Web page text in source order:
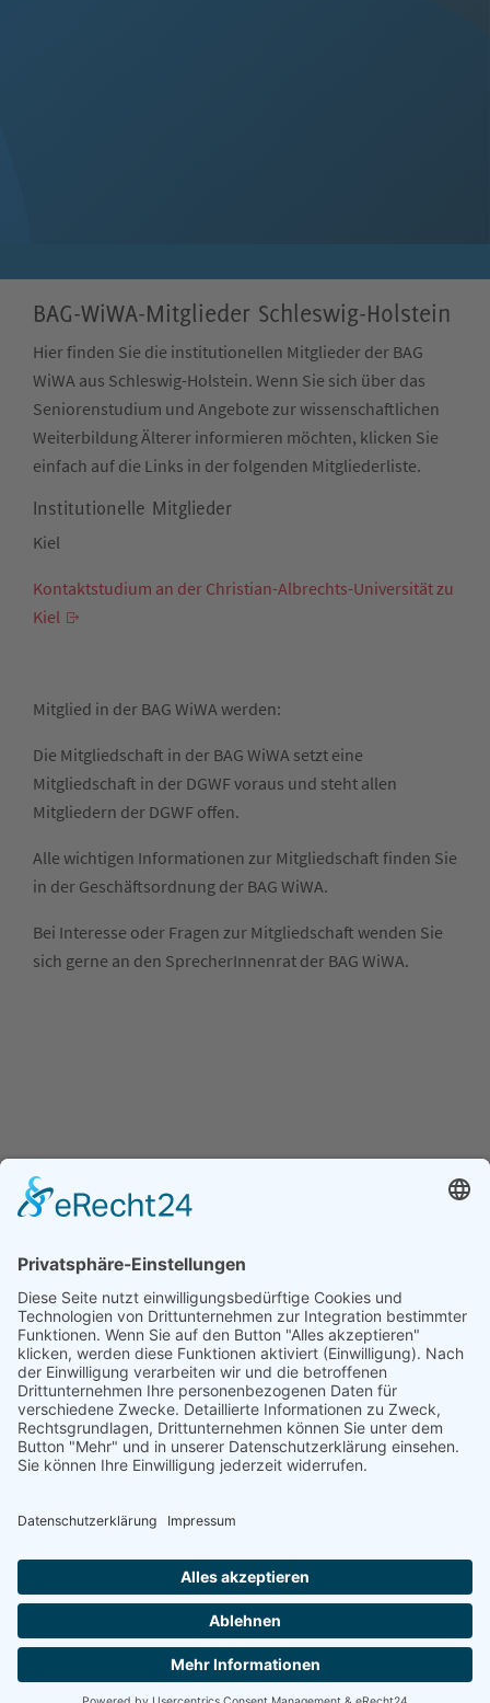
BAG-WiWA-Mitglieder Schleswig-Holstein
Hier finden Sie die institutionellen Mitglieder der BAG
WiWA aus Schleswig-Holstein. Wenn Sie sich über das
Seniorenstudium und Angebote zur wissenschaftlichen
Weiterbildung Älterer informieren möchten, klicken Sie
einfach auf die Links in der folgenden Mitgliederliste.
Institutionelle Mitglieder
Kiel
Kontaktstudium an der Christian-Albrechts-Universität zu
Kiel
Mitglied in der BAG WiWA werden:
Die Mitgliedschaft in der BAG WiWA setzt eine
Mitgliedschaft in der DGWF voraus und steht allen
Mitgliedern der DGWF offen.
Alle wichtigen Informationen zur Mitgliedschaft finden Sie
in der Geschäftsordnung der BAG WiWA.
Bei Interesse oder Fragen zur Mitgliedschaft wenden Sie
sich gerne an den SprecherInnenrat der BAG WiWA.
Kontakt Datenschutz Impressum